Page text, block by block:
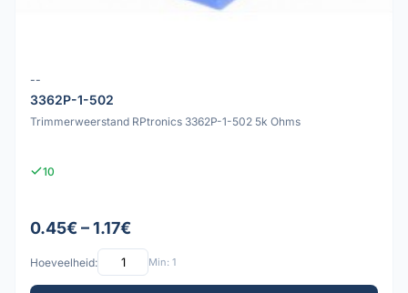
--
3362P-1-502
Trimmerweerstand RPtronics 3362P-1-502 5k Ohms
10
0.45€ – 1.17€
Hoeveelheid: Min: 1